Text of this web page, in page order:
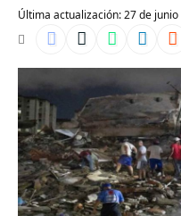
Última actualización: 27 de junio